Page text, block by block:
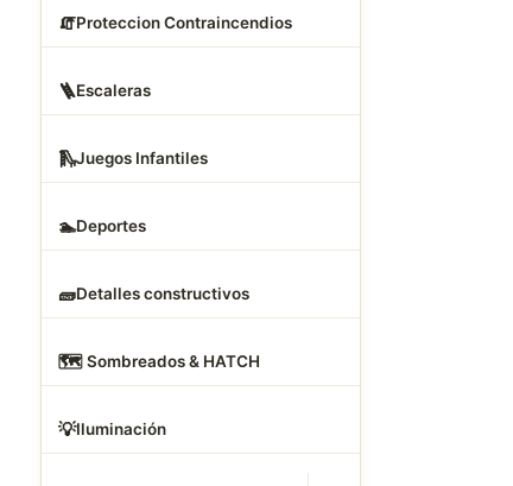
🧯Proteccion Contraincendios
🪜Escaleras
🛝Juegos Infantiles
🏊Deportes
🧱Detalles constructivos
🗺️ Sombreados & HATCH
💡Iluminación